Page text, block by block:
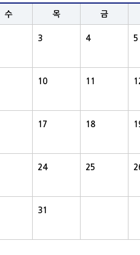
수 목 금
3 4 5
10 11
17 18
24 25
31